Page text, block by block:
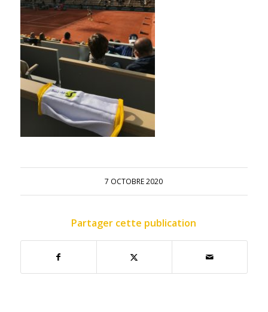
7 OCTOBRE 2020
Partager cette publication